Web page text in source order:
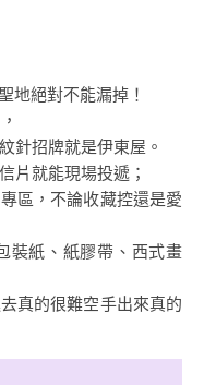
地絕對不能漏掉！
針招牌就是伊東屋。
片就能現場投遞；
區，不論收藏控還是愛
裝紙、紙膠帶、西式畫
真的很難空手出來真的